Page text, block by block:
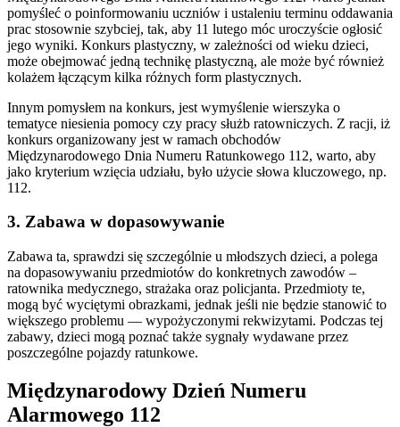
pomyśleć o poinformowaniu uczniów i ustaleniu terminu oddawania
prac stosownie szybciej, tak, aby 11 lutego móc uroczyście ogłosić
jego wyniki. Konkurs plastyczny, w zależności od wieku dzieci,
może obejmować jedną technikę plastyczną, ale może być również
kolażem łączącym kilka różnych form plastycznych.
Innym pomysłem na konkurs, jest wymyślenie wierszyka o
tematyce niesienia pomocy czy pracy służb ratowniczych. Z racji, iż
konkurs organizowany jest w ramach obchodów
Międzynarodowego Dnia Numeru Ratunkowego 112, warto, aby
jako kryterium wzięcia udziału, było użycie słowa kluczowego, np.
112.
3. Zabawa w dopasowywanie
Zabawa ta, sprawdzi się szczególnie u młodszych dzieci, a polega
na dopasowywaniu przedmiotów do konkretnych zawodów –
ratownika medycznego, strażaka oraz policjanta. Przedmioty te,
mogą być wyciętymi obrazkami, jednak jeśli nie będzie stanowić to
większego problemu — wypożyczonymi rekwizytami. Podczas tej
zabawy, dzieci mogą poznać także sygnały wydawane przez
poszczególne pojazdy ratunkowe.
Międzynarodowy Dzień Numeru
Alarmowego 112